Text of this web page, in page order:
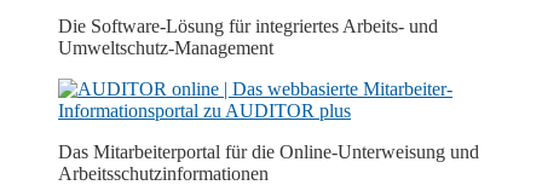
Die Software-Lösung für integriertes Arbeits- und
Umweltschutz-Management
Das Mitarbeiterportal für die Online-Unterweisung und
Arbeitsschutz­­informationen